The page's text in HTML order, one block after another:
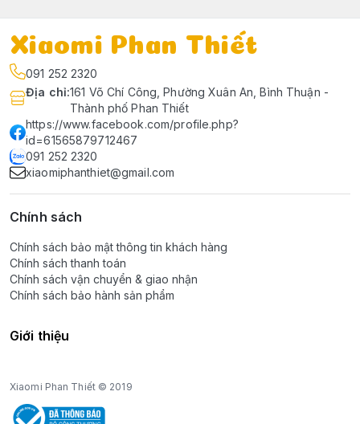
Xiaomi Phan Thiết
091 252 2320
Địa chỉ:161 Võ Chí Công, Phường Xuân An, Bình Thuận -
Thành phố Phan Thiết
https://www.facebook.com/profile.php?
id=61565879712467
091 252 2320
xiaomiphanthiet@gmail.com
Chính sách
Chính sách bảo mật thông tin khách hàng
Chính sách thanh toán
Chính sách vận chuyển & giao nhận
Chính sách bảo hành sản phẩm
Giới thiệu
Xiaomi Phan Thiết © 2019